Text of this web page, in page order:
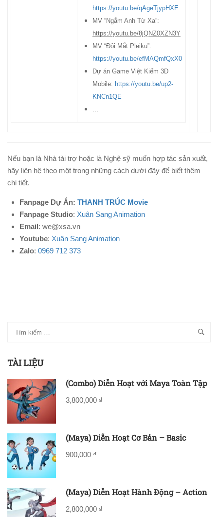
https://youtu.be/qAgeTjypHXE
MV “Ngắm Anh Từ Xa”:
https://youtu.be/8jQNZ0XZN3Y
MV “Đôi Mắt Pleiku”:
https://youtu.be/efMAQmfQxX0
Dự án Game Việt Kiếm 3D
Mobile: https://youtu.be/up2-
KNCn1QE
Nếu bạn là Nhà tài trợ hoặc là Nghệ sỹ muốn hợp tác sản xuất,
hãy liên hệ theo một trong những cách dưới đây để biết thêm
chi tiết.
Fanpage Dự Án: THANH TRÚC Movie
Fanpage Studio: Xuân Sang Animation
Email: we@xsa.vn
Youtube: Xuân Sang Animation
Zalo: 0969 712 373
TÀI LIỆU
(Combo) Diễn Hoạt với Maya Toàn Tập
3,800,000 ₫
(Maya) Diễn Hoạt Cơ Bản – Basic
900,000 ₫
(Maya) Diễn Hoạt Hành Động – Action
2,800,000 ₫